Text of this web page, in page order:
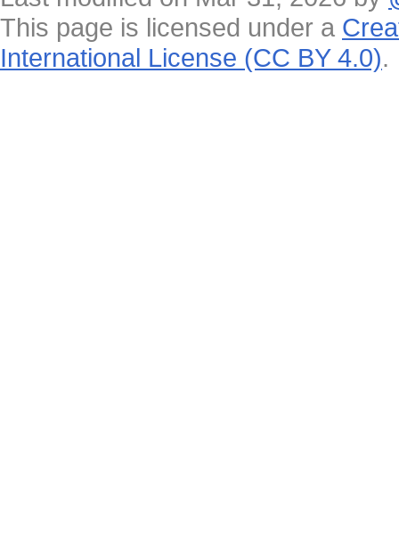
This page is licensed under a
International License (CC BY 4.0).